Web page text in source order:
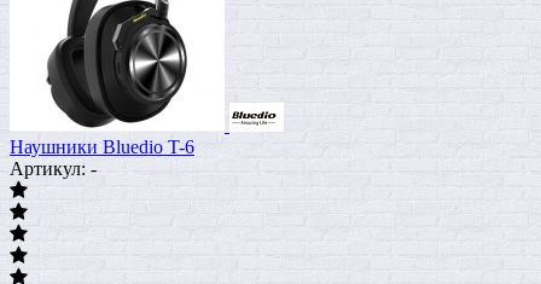
Наушники Bluedio T-6
Артикул: -